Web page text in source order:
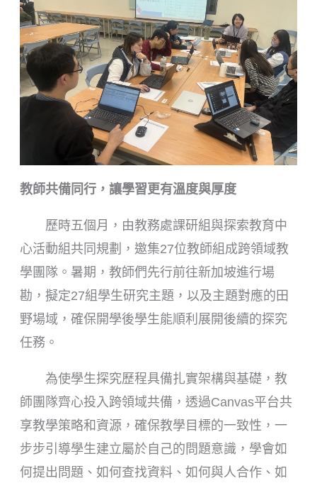
教師共備同行，讓學習更有溫度與厚度
歷時五個月，由教務處課研組與探索教育中
心活動組共同規劃，邀集27位教師組成跨領域教
學團隊。暑期，教師們先行前往新加坡進行場
勘，擬定27組學生研究主題，以及主題對應的田
野場域，確保開學後學生能順利展開後續的探究
任務。
為使學生探究歷程具備扎實架構與基礎，教
師團隊齊心投入跨領域共備，透過Canvas平台共
享教學策略和資源，確保教學目標的一致性，一
步步引導學生建立屬於自己的問題意識，學會如
何提出問題、如何查找資料、如何與人合作、如